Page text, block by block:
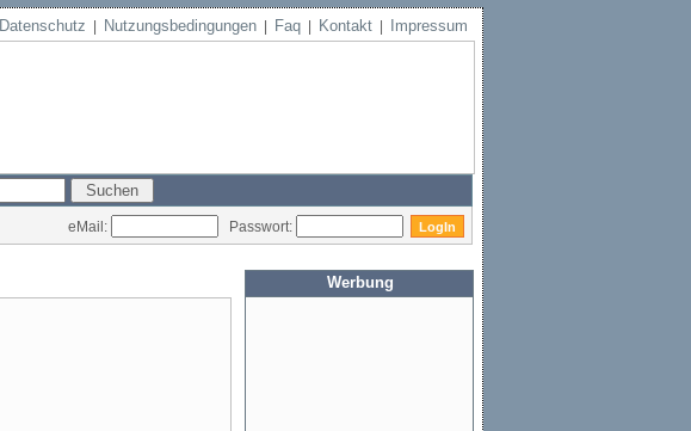
Datenschutz Nutzungsbedingungen Faq Kontakt Impressum
eMail: Passwort:
Werbung